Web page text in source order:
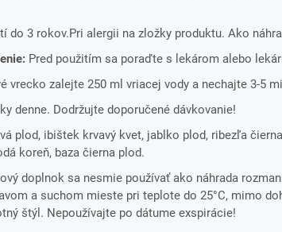
do 3 rokov.Pri alergii na zložky produktu. Ako
Pred použitím sa poraďte s lekárom alebo
vrecko zalejte 250 ml vriacej vody a nechajte 3-5
denne. Dodržujte doporučené dávkovanie!
plod, ibištek krvavý kvet, jablko plod, ribezľa
koreň, baza čierna plod.
doplnok sa nesmie používať ako náhrada
a suchom mieste pri teplote do 25°C, mimo
štýl. Nepoužívajte po dátume exspirácie!